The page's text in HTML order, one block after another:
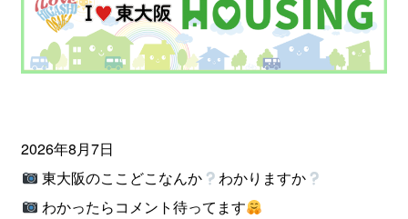
2026年8月7日
東大阪のここどこなんか
わかりますか
わかったらコメント待ってます